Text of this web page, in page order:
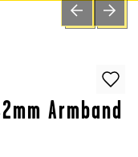
PREVIOUSNEXT
Armband